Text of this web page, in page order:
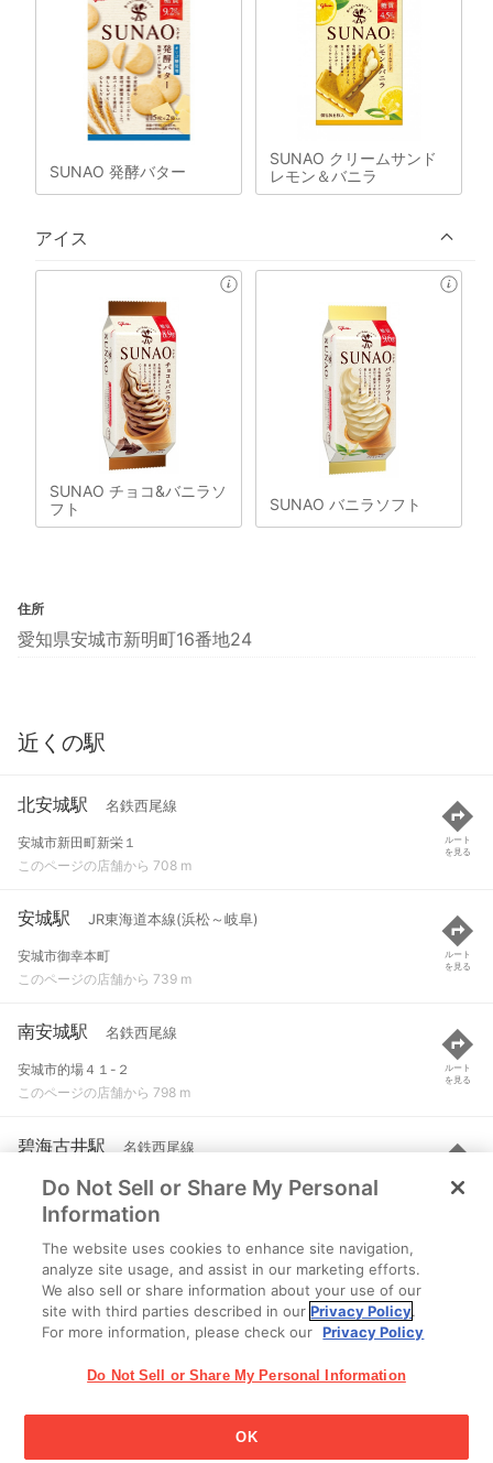
SUNAO 発酵バター
SUNAO クリームサンド
レモン＆バニラ
アイス
SUNAO チョコ&バニラソ
フト
SUNAO バニラソフト
住所
愛知県安城市新明町16番地24
近くの駅
北安城駅 名鉄西尾線
安城市新田町新栄１
このページの店舗から 708 m
ルート
を見る
安城駅 JR東海道本線(浜松～岐阜)
安城市御幸本町
このページの店舗から 739 m
ルート
を見る
南安城駅 名鉄西尾線
安城市的場４１-２
このページの店舗から 798 m
ルート
を見る
碧海古井駅 名鉄西尾線
安城市古井町字大久後４-５
このページの店舗から 2.4 km
ルート
を見る
宇頭駅 名鉄名古屋本線
岡崎市宇頭町山ノ神
このページの店舗から 2.5 km
江崎グリコ株式会社 Copyright © 2025 Ezaki Glico Co., Ltd.
Do Not Sell or Share My Personal
Information
The website uses cookies to enhance site navigation,
analyze site usage, and assist in our marketing efforts.
We also sell or share information about your use of our
site with third parties described in ourPrivacy Policy.
For more information, please check our Privacy Policy
Do Not Sell or Share My Personal Information
OK